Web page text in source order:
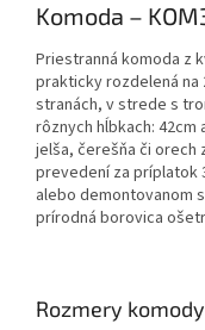
Komoda –
Priestranná komoda z
prakticky rozdelená
stranách, v strede s
rôznych hĺbkach: 42cm
jelša, čerešňa či orech
prevedení za príplatok
alebo demontovanom
prírodná borovica
Rozmery komody